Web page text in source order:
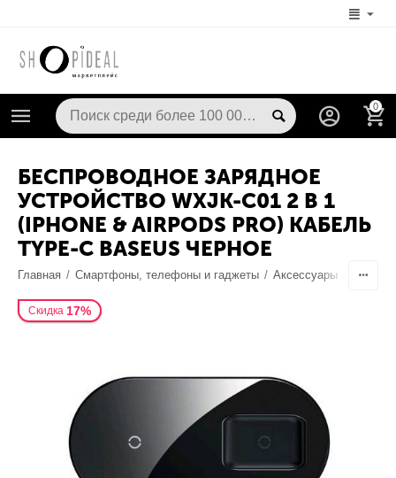
0
БЕСПРОВОДНОЕ ЗАРЯДНОЕ
УСТРОЙСТВО WXJK-C01 2 В 1
(IPHONE & AIRPODS PRO) КАБЕЛЬ
TYPE-C BASEUS ЧЕРНОЕ
Главная / Смартфоны, телефоны и гаджеты / Аксессуары Док-
Скидка 17%